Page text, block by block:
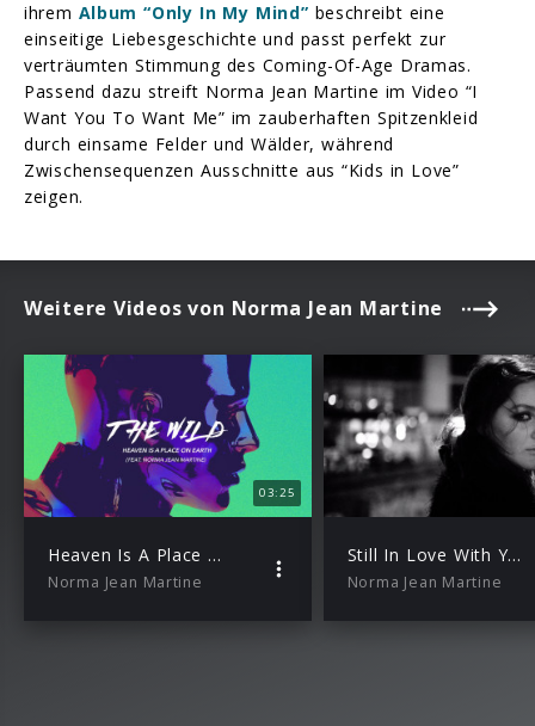
ihrem Album “Only In My Mind” beschreibt eine
einseitige Liebesgeschichte und passt perfekt zur
verträumten Stimmung des Coming-Of-Age Dramas.
Passend dazu streift Norma Jean Martine im Video “I
Want You To Want Me” im zauberhaften Spitzenkleid
durch einsame Felder und Wälder, während
Zwischensequenzen Ausschnitte aus “Kids in Love”
zeigen.
Weitere Videos von Norma Jean Martine
03:25
Heaven Is A Place On Earth ft. Norma Jean Martine
Norma Jean Martine
Still In Love With You
Norma Jean Martine